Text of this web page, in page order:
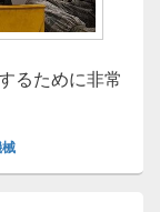
るために非常